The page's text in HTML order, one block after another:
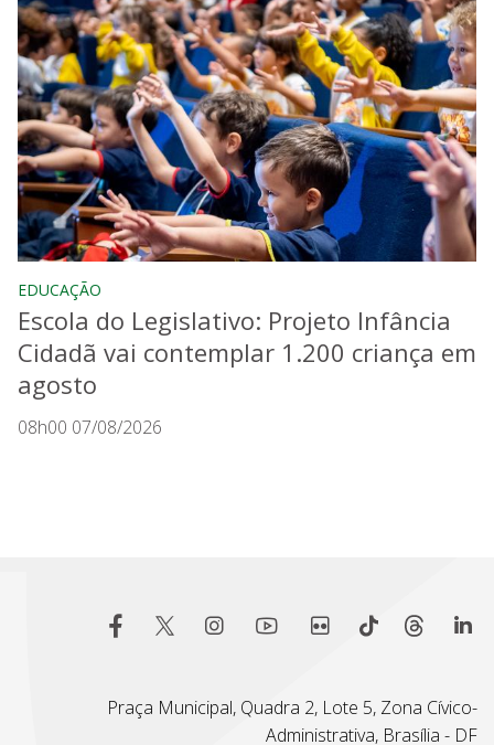
EDUCAÇÃO
Escola do Legislativo: Projeto Infância
Cidadã vai contemplar 1.200 criança em
agosto
08h00 07/08/2026
Praça Municipal, Quadra 2, Lote 5, Zona Cívico-
Administrativa, Brasília - DF